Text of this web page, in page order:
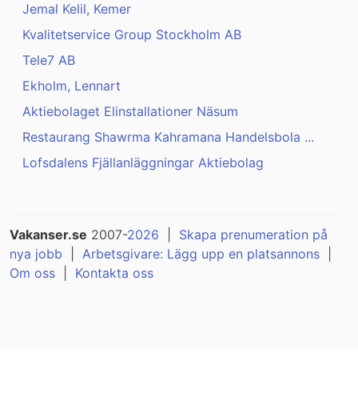
Jemal Kelil, Kemer
Kvalitetservice Group Stockholm AB
Tele7 AB
Ekholm, Lennart
Aktiebolaget Elinstallationer Näsum
Restaurang Shawrma Kahramana Handelsbola ...
Lofsdalens Fjällanläggningar Aktiebolag
Vakanser.se 2007-2026
Skapa prenumeration på
nya jobb
Arbetsgivare: Lägg upp en platsannons
Om oss
Kontakta oss